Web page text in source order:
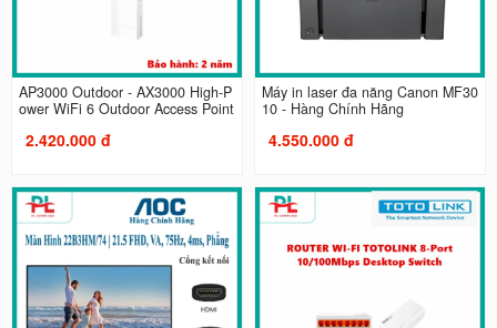
AP3000 Outdoor - AX3000 High-P
ower WiFi 6 Outdoor Access Point
2.420.000 đ
Máy in laser đa năng Canon MF30
10 - Hàng Chính Hãng
4.550.000 đ